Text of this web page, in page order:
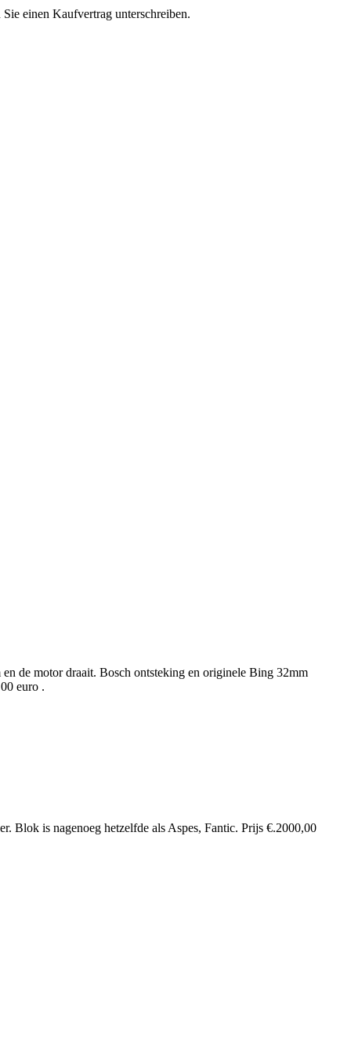
einen Kaufvertrag unterschreiben.
de motor draait. Bosch ontsteking en originele Bing 32mm
euro .
Blok is nagenoeg hetzelfde als Aspes, Fantic. Prijs €.2000,00